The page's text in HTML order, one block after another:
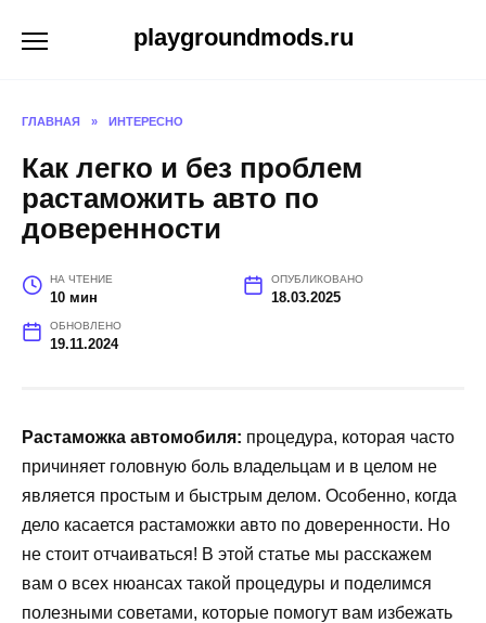
playgroundmods.ru
ГЛАВНАЯ » ИНТЕРЕСНО
Как легко и без проблем
растаможить авто по
доверенности
НА ЧТЕНИЕ
10 мин
ОПУБЛИКОВАНО
18.03.2025
ОБНОВЛЕНО
19.11.2024
Растаможка автомобиля: процедура, которая часто
причиняет головную боль владельцам и в целом не
является простым и быстрым делом. Особенно, когда
дело касается растаможки авто по доверенности. Но
не стоит отчаиваться! В этой статье мы расскажем
вам о всех нюансах такой процедуры и поделимся
полезными советами, которые помогут вам избежать